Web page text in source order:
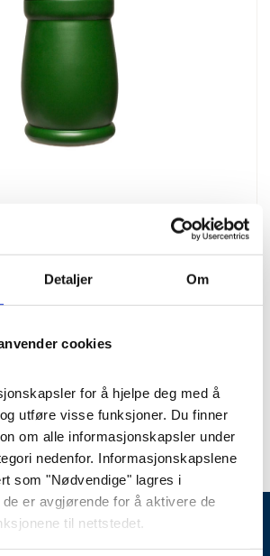
Detaljer Om
cookies
for å hjelpe deg med å
utføre visse funksjoner. Du finner
om alle informasjonskapsler under
nedenfor. Informasjonskapslene
som "Nødvendige" lagres i
er avgjørende for å aktivere de
til nettstedet.
Hardangergrønn
furu heltre.
kr Varenummer: 221005